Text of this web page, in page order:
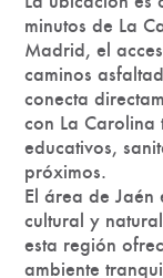
minutos de La
Madrid, el
caminos
conecta
con La Carolina
educativos,
próximos.
El área de
cultural y
esta región
ambiente